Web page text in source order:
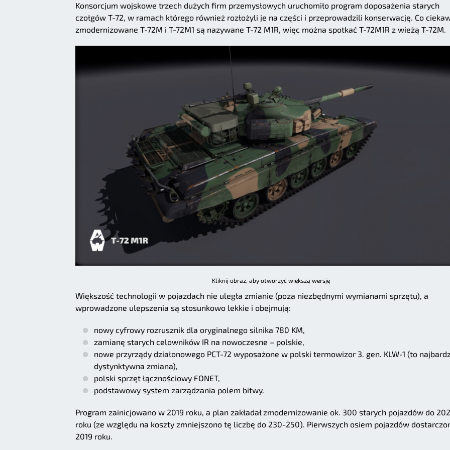
Konsorcjum wojskowe trzech dużych firm przemysłowych uruchomiło program doposażenia starych
czołgów T-72, w ramach którego również rozłożyli je na części i przeprowadzili konserwację. Co
zmodernizowane T-72M i T-72M1 są nazywane T-72 M1R, więc można spotkać T-72M1R z wieżą T-72M.
Kliknij obraz, aby otworzyć większą wersję
Większość technologii w pojazdach nie uległa zmianie (poza niezbędnymi wymianami sprzętu), a
wprowadzone ulepszenia są stosunkowo lekkie i obejmują:
nowy cyfrowy rozrusznik dla oryginalnego silnika 780 KM,
zamianę starych celowników IR na nowoczesne – polskie,
nowe przyrządy działonowego PCT-72 wyposażone w polski termowizor 3. gen. KLW-1 (to
dystynktywna zmiana),
polski sprzęt łącznościowy FONET,
podstawowy system zarządzania polem bitwy.
Program zainicjowano w 2019 roku, a plan zakładał zmodernizowanie ok. 300 starych pojazdów do
roku (ze względu na koszty zmniejszono tę liczbę do 230-250). Pierwszych osiem pojazdów
2019 roku.